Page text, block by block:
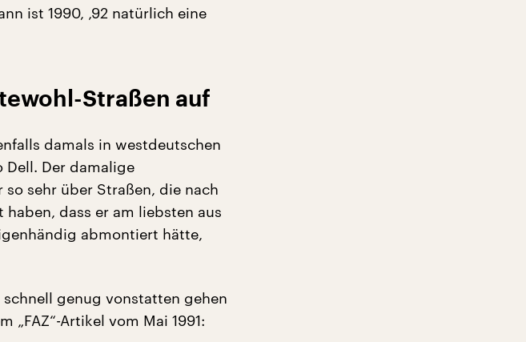
ist 1990, ‚92 natürlich eine
Straßen auf
damals in westdeutschen
Der damalige
sehr über Straßen, die nach
dass er am liebsten aus
abmontiert hätte,
genug vonstatten gehen
Artikel vom Mai 1991: